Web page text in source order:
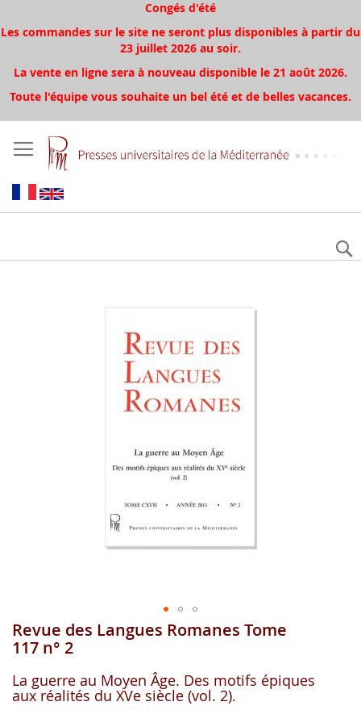
Congés d'été
Les commandes sur le site ne seront plus disponibles à partir du
23 juillet 2026 au soir.
La vente en ligne sera à nouveau disponible le 21 août 2026.
Toute l'équipe vous souhaite un bel été et de belles vacances.
Skip
to
beginning
of
Revue des Langues Romanes Tome
117 n° 2
La guerre au Moyen Âge. Des motifs épiques
aux réalités du XVe siècle (vol. 2).